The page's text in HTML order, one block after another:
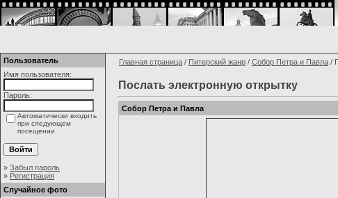
Пользователь
Имя пользователя:
Пароль:
Автоматически входить
при следующем
посещении
» Забыл пароль
» Регистрация
Случайное фото
Главная страница / Питерский жанр / Собор Петра и Павла /
Послать электронную открытку
Собор Петра и Павла